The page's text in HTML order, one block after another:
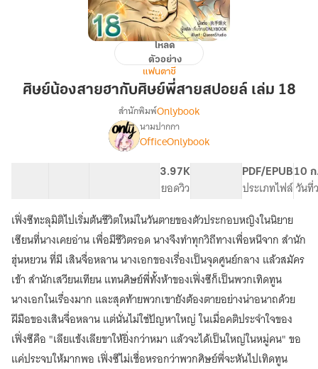
สาย
ศิษย์
ปอ
ยล์
เล่ม
18
โหลด
ตัวอย่าง
แฟนตาซี
ศิษย์น้องสายฮากับศิษย์พี่สายสปอยล์ เล่ม 18
เรื่อง[จบ]
ศิษย์
น้อง
สาย
ฮา
กับ
ศิษย์
พี่
สาย
ส
ปอ
ยล์
สำนักพิมพ์Onlybook
นามปากกา
OfficeOnlybook
3.97K
ยอดวิว
PDF/EPUB
ประเภทไฟล์
10
วันที่
เฟิ่งซีทะลุมิติไปเริ่มต้นชีวิตใหม่ในวันตายของตัวประกอบหญิงในนิยาย
เซียนที่นางเคยอ่าน เพื่อมีชีวิตรอด นางจึงทำทุกวิถีทางเพื่อหนีจาก สำนัก
ฮุ่นหยวน ที่มี เสินจื่อหลาน นางเอกของเรื่องเป็นจุดศูนย์กลาง แล้วสมัคร
เข้า สำนักเสวียนเทียน แทนศิษย์พี่ทั้งห้าของเฟิ่งซีก็เป็นพวกเทิดทูน
นางเอกในเรื่องมาก และสุดท้ายพวกเขายังต้องตายอย่างน่าอนาถด้วย
ฝีมือของเสินจื่อหลาน แต่นั่นไม่ใช่ปัญหาใหญ่ ในเมื่อคติประจำใจของ
เฟิ่งซีคือ "เลียแข้งเลียขาให้ยิ่งกว่าหมา แล้วจะได้เป็นใหญ่ในหมู่คน" ขอ
แค่ประจบให้มากพอ เฟิ่งซีไม่เชื่อหรอกว่าพวกศิษย์พี่จะหันไปเทิดทูน